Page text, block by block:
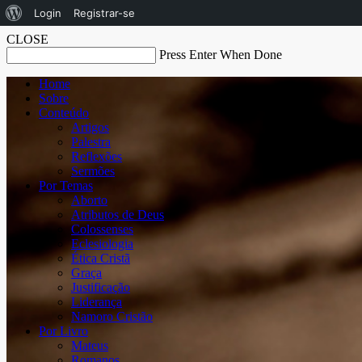
CLOSE
Press Enter When Done
Home
Sobre
Conteúdo
Artigos
Palestra
Reflexões
Sermões
Por Temas
Aborto
Atributos de Deus
Colossenses
Eclesiologia
Ética Cristã
Graça
Justificação
Liderança
Namoro Cristão
Por Livro
Mateus
Sobre
o
WordPress
Login Registrar-se